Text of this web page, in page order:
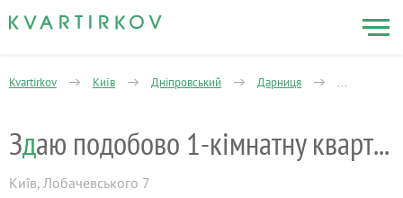
Kvartirkov Київ Дніпровський Дарниця 1-кімнатна
Зд аю подобово 1-кімнатну квартиру
Київ, Лобачевського 7